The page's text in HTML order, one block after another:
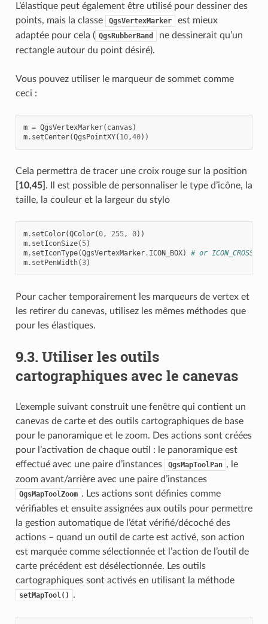
L’élastique peut également être utilisé pour dessiner des
points, mais la classe
QgsVertexMarker
est mieux
adaptée pour cela ( QgsRubberBand
ne dessinerait qu’un
rectangle autour du point désiré).
Vous pouvez utiliser le marqueur de sommet comme
ceci :
m = QgsVertexMarker( canvas )
m. setCenter(QgsPointXY( 10,40))
Cela permettra de tracer une croix rouge sur la position
[10,45] . Il est possible de personnaliser le type d’icône, la
taille, la couleur et la largeur du stylo
m. setColor(QColor(0, 255, 0))
m. setIconSize( 5)
m. setIconType(QgsVertexMarker. ICON_BOX)
# or ICON_CROSS,
m. setPenWidth(3)
Pour cacher temporairement les marqueurs de vertex et
les retirer du canevas, utilisez les mêmes méthodes que
pour les élastiques.
9.3. Utiliser les outils
cartographiques avec le canevas
L’exemple suivant construit une fenêtre qui contient un
canevas de carte et des outils cartographiques de base
pour le panoramique et le zoom. Des actions sont créées
pour l’activation de chaque outil : le panoramique est
effectué avec une paire d’instances
QgsMapToolPan , le
zoom avant/arrière avec une paire d’instances
QgsMapToolZoom . Les actions sont définies comme
vérifiables et ensuite assignées aux outils pour permettre
la gestion automatique de l’état vérifié/décoché des
actions – quand un outil de carte est activé, son action
est marquée comme sélectionnée et l’action de l’outil de
carte précédent est désélectionnée. Les outils
cartographiques sont activés en utilisant la méthode
setMapTool() .